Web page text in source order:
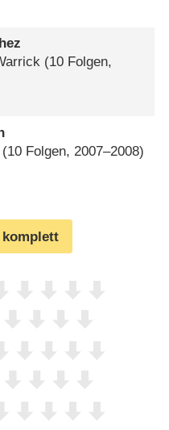
(10 Folgen,
(10 Folgen, 2007⁠–⁠2008)
komplett